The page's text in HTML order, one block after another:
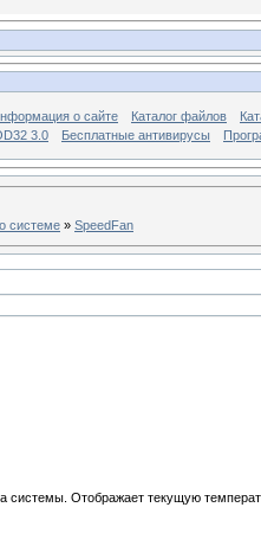
о сайте Каталог файлов
3.0
Бесплатные антивирусы
системе » SpeedFan
Отображает текущую